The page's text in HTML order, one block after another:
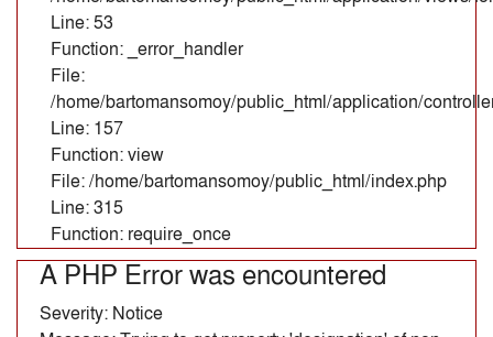
Line: 53
Function: _error_handler
File:
/home/bartomansomoy/public_html/application/
Line: 157
Function: view
File: /home/bartomansomoy/public_html/index.php
Line: 315
Function: require_once
A PHP Error was encountered
Severity: Notice